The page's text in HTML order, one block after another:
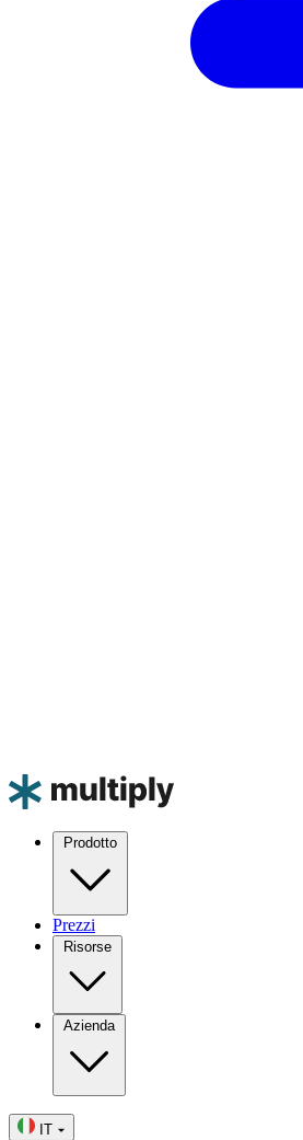
Prodotto
Prezzi
Risorse
Azienda
IT